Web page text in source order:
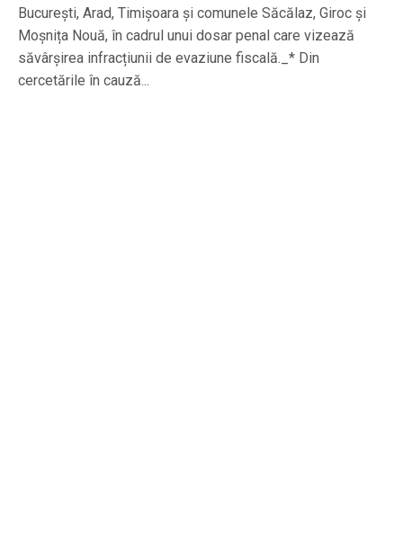
București, Arad, Timișoara și comunele Săcălaz, Giroc și
Moșnița Nouă, în cadrul unui dosar penal care vizează
săvârșirea infracțiunii de evaziune fiscală._* Din
cercetările în cauză...